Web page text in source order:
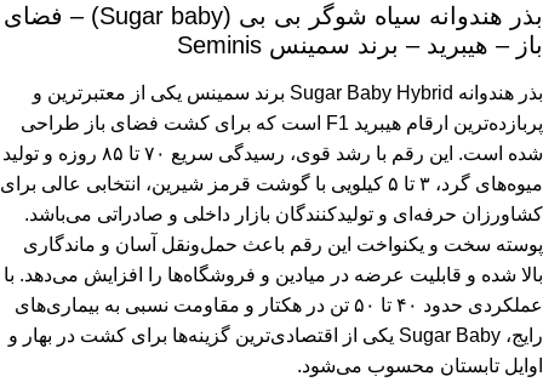
بذر هندوانه سیاه شوگر بی بی (Sugar baby) – فضای
باز – هیبرید – برند سمینس Seminis
بذر هندوانه Sugar Baby Hybrid برند سمینس یکی از معتبرترین و
پربازده‌ترین ارقام هیبرید F1 است که برای کشت فضای باز طراحی
شده است. این رقم با رشد قوی، رسیدگی سریع ۷۰ تا ۸۵ روزه و تولید
میوه‌های گرد، ۳ تا ۵ کیلویی با گوشت قرمز شیرین، انتخابی عالی برای
کشاورزان حرفه‌ای و تولیدکنندگان بازار داخلی و صادراتی می‌باشد.
پوسته سخت و یکنواخت این رقم باعث حمل‌ونقل آسان و ماندگاری
بالا شده و قابلیت عرضه در میادین و فروشگاه‌ها را افزایش می‌دهد. با
عملکردی حدود ۴۰ تا ۵۰ تن در هکتار و مقاومت نسبی به بیماری‌های
رایج، Sugar Baby یکی از اقتصادی‌ترین گزینه‌ها برای کشت در بهار و
اوایل تابستان محسوب می‌شود.